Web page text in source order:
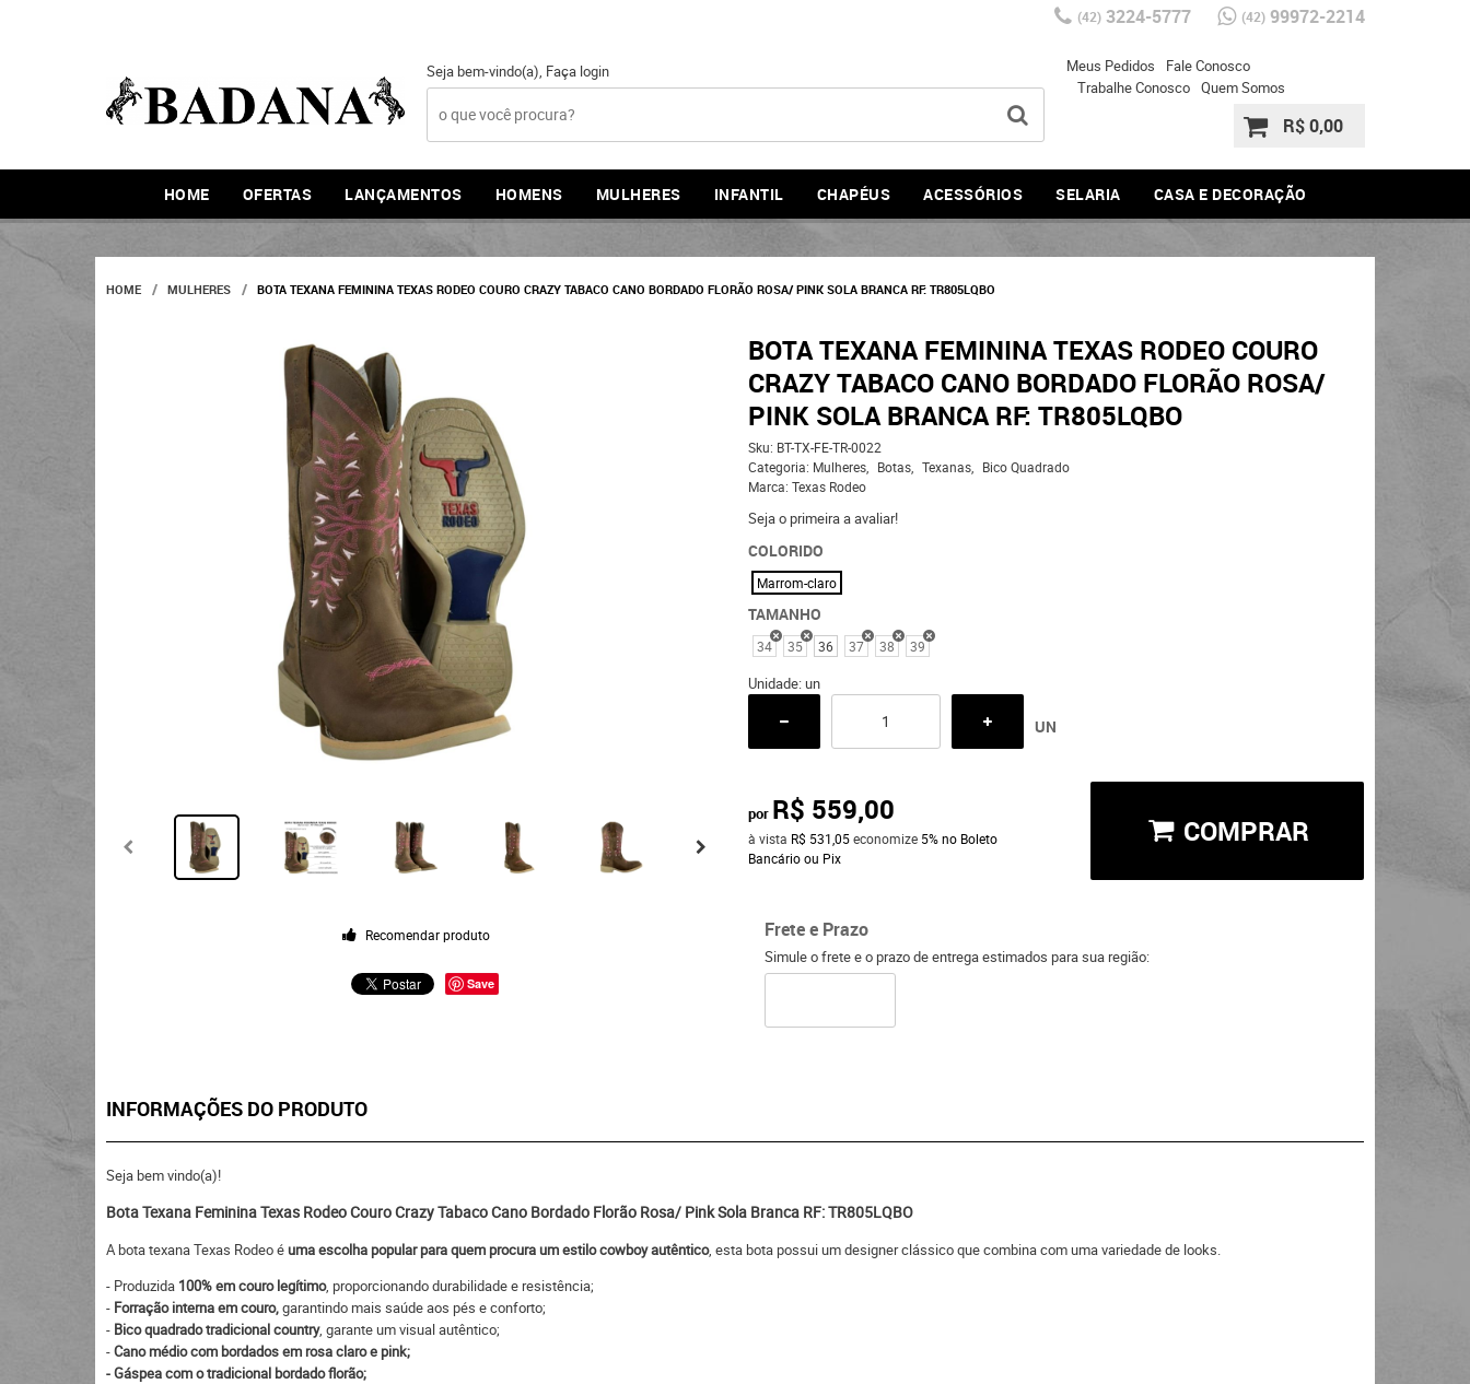
(42)3224-5777 (42)99972-2214
Seja bem-vindo(a), Faça login Meus Pedidos
Fale Conosco
Trabalhe Conosco Quem Somos
R$ 0,00
HOME OFERTAS LANÇAMENTOS HOMENS MULHERES INFANTIL CHAPÉUS ACESSÓRIOS SELARIA CASA E DECORAÇÃO
HOME MULHERES BOTA TEXANA FEMININA TEXAS RODEO COURO CRAZY TABACO CANO BORDADO FLORÃO ROSA/ PINK SOLA BRANCA RF: TR805LQBO
Recomendar produto
Save
BOTA TEXANA FEMININA TEXAS RODEO COURO
CRAZY TABACO CANO BORDADO FLORÃO ROSA/
PINK SOLA BRANCA RF: TR805LQBO
Sku: BT-TX-FE-TR-0022
Categoria: Mulheres Botas Texanas
Bico Quadrado
Marca: Texas Rodeo
Seja o primeira a avaliar!
COLORIDO
Marrom-claro
TAMANHO
34 35 36 37 38 39
Unidade: un
UN
por R$ 559,00
à vista R$ 531,05economize 5% no Boleto
Bancário ou Pix
COMPRAR
Frete e Prazo
Simule o frete e o prazo de entrega estimados para sua região:
INFORMAÇÕES DO PRODUTO
Seja bem vindo(a)!
Bota Texana Feminina Texas Rodeo Couro Crazy Tabaco Cano Bordado Florão Rosa/ Pink Sola Branca RF: TR805LQBO
A bota texana Texas Rodeo éuma escolha popular para quem procura um estilo cowboy autêntico, esta bota possui um designer clássico que combina com uma variedade de looks.
- Produzida 100% em couro legítimo, proporcionando durabilidade e resistência;
- Forração interna em couro,garantindo mais saúde aos pés e conforto;
- Bico quadrado tradicional country, garante um visual autêntico;
-Cano médio com bordados em rosa claro e pink;
- Gáspea com o tradicional bordado florão;